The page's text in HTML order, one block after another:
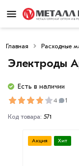
Главная Расходные
Электроды
Есть в наличии
4 1
Код товара: 571
Акция Хит